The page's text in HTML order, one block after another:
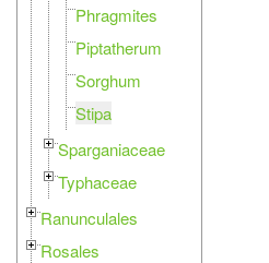
Phragmites
Piptatherum
Sorghum
Stipa
Sparganiaceae
Typhaceae
Ranunculales
Rosales